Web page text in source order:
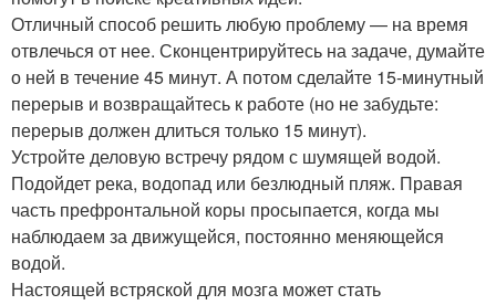
Отличный способ решить любую проблему — на время
отвлечься от нее. Сконцентрируйтесь на задаче, думайте
о ней в течение 45 минут. А потом сделайте 15-минутный
перерыв и возвращайтесь к работе (но не забудьте:
перерыв должен длиться только 15 минут).
Устройте деловую встречу рядом с шумящей водой.
Подойдет река, водопад или безлюдный пляж. Правая
часть префронтальной коры просыпается, когда мы
наблюдаем за движущейся, постоянно меняющейся
водой.
Настоящей встряской для мозга может стать